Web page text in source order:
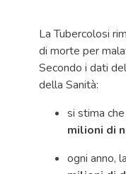
La Tubercolosi
di morte per
Secondo i dati
della Sanità:
si stima
milioni di
ogni anno,